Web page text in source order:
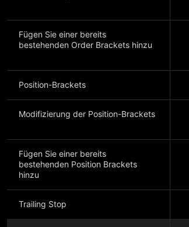
Fügen Sie einer bereits
bestehenden Order Brackets hinzu
Position-Brackets
Modifizierung der Position-Brackets
Fügen Sie einer bereits
bestehenden Position Brackets
hinzu
Trailing Stop